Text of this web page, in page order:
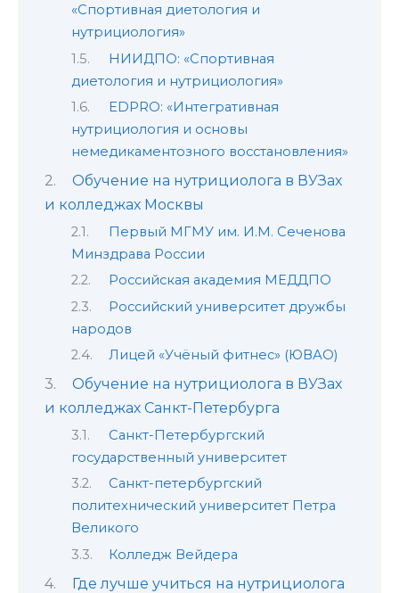
«Спортивная диетология и
нутрициология»
НИИДПО: «Спортивная
диетология и нутрициология»
EDPRO: «Интегративная
нутрициология и основы
немедикаментозного восстановления»
Обучение на нутрициолога в ВУЗах
и колледжах Москвы
Первый МГМУ им. И.М. Сеченова
Минздрава России
Российская академия МЕДДПО
Российский университет дружбы
народов
Лицей «Учёный фитнес» (ЮВАО)
Обучение на нутрициолога в ВУЗах
и колледжах Санкт-Петербурга
Санкт-Петербургский
государственный университет
Санкт-петербургский
политехнический университет Петра
Великого
Колледж Вейдера
Где лучше учиться на нутрициолога